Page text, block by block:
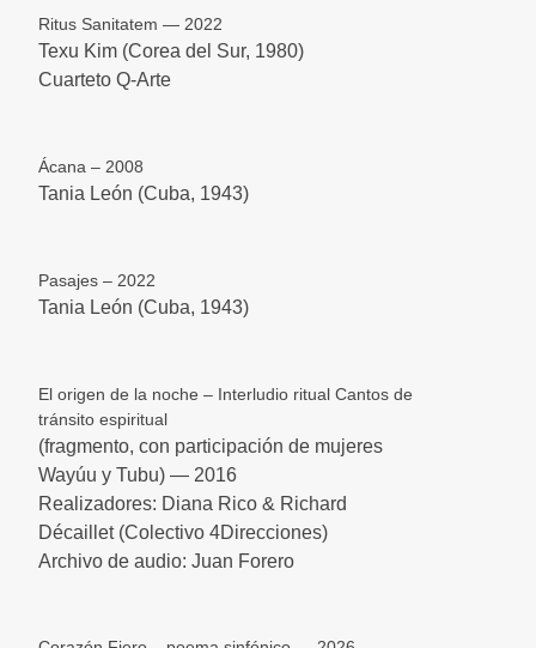
Ritus Sanitatem — 2022
Texu Kim (Corea del Sur, 1980)
Cuarteto Q-Arte
Ácana – 2008
Tania León (Cuba, 1943)
Pasajes – 2022
Tania León (Cuba, 1943)
El origen de la noche – Interludio ritual Cantos de
tránsito espiritual
(fragmento, con participación de mujeres
Wayúu y Tubu) — 2016
Realizadores: Diana Rico & Richard
Décaillet (Colectivo 4Direcciones)
Archivo de audio: Juan Forero